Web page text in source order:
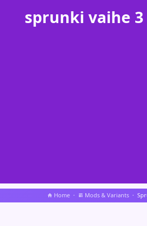
sprunki vaihe 3
Home Mods & Variants